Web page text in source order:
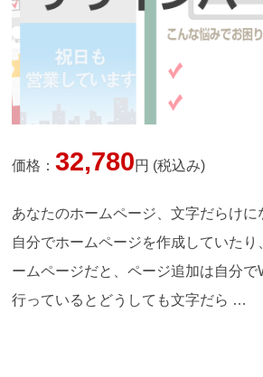
価格：32,780円 (税込み)
あなたのホームページ、文字だらけに
自分でホームページを作成していた
ームページだと、ページ追加は自分
行っているとどうしても文字だら …